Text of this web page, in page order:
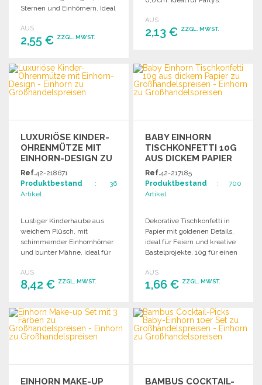
Sternen und Einhörnern. Ideal
Feiern.
AUS
2,55 € ZZGL. MWST.
BESTELLEN
Angebot anfordern
AUS
2,13 € ZZGL. MWST.
Angebot anfordern
LUXURIÖSE KINDER-
OHRENMÜTZE MIT
EINHORN-DESIGN ZU
GROSSHANDELSPREISEN
Ref.42-218671
Produktbestand : 36
Artikel
Lustiger Kinderhaube aus
weichem Plüsch, mit
schimmernder Einhornhörner
und bunter Mähne, ideal für
AUS
8,42 € ZZGL. MWST.
BESTELLEN
Angebot anfordern
BABY EINHORN
TISCHKONFETTI 10G
AUS DICKEM PAPIER
Ref.42-217185
Produktbestand : 700
Artikel
Dekorative Tischkonfetti in
Papier mit goldenen Details,
ideal für Feiern und kreative
Bastelprojekte. 10g für einen
AUS
1,66 € ZZGL. MWST.
BESTELLEN
Angebot anfordern
EINHORN MAKE-UP
BAMBUS COCKTAIL-